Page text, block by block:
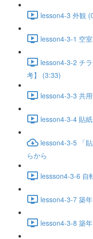
lesson4-3 外観
lesson4-3-1 空
lesson4-3-2 チ
考】 (3:33)
lesson4-3-3 共
lesson4-3-4 貼
lesson4-3-5 「
らから
lessson4-3-6 自
lesson4-3-7 築
lesson4-3-8 築